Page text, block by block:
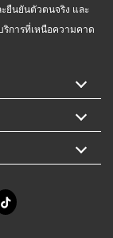
ยืนยันตัวตนจริง และ
การที่เหนือความคาด